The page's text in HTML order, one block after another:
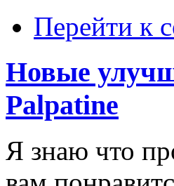
Перейти к
Новые
Palpatine
Я знаю что